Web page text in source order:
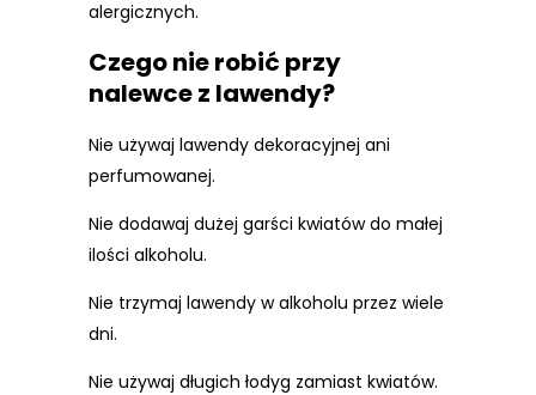
alergicznych.
Czego nie robić przy
nalewce z lawendy?
Nie używaj lawendy dekoracyjnej ani
perfumowanej.
Nie dodawaj dużej garści kwiatów do małej
ilości alkoholu.
Nie trzymaj lawendy w alkoholu przez wiele
dni.
Nie używaj długich łodyg zamiast kwiatów.